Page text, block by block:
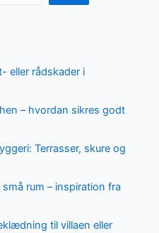
eller rådskader i
– hvordan sikres godt
Terrasser, skure og
rum – inspiration fra
til villaen eller